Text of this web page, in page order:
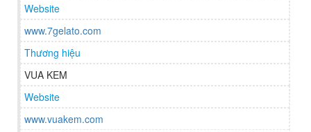
Website
www.7gelato.com
Thương hiệu
VUA KEM
Website
www.vuakem.com